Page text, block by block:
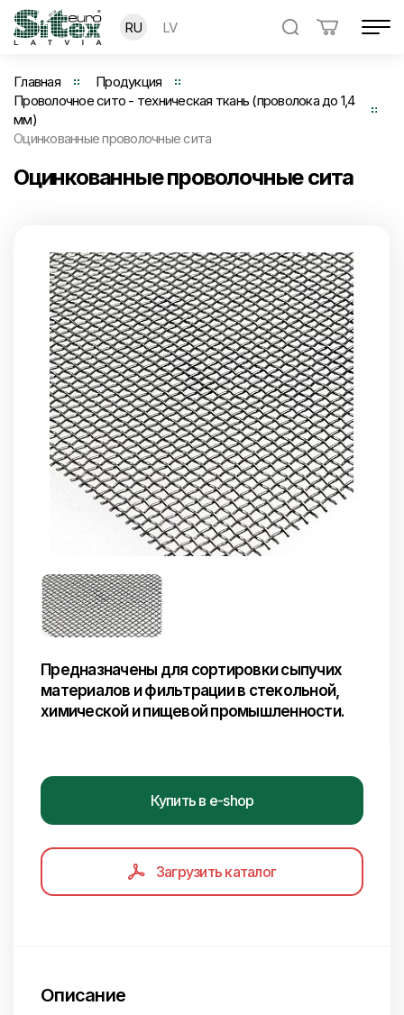
RU LV
Главная
Продукция
Проволочное сито - техническая ткань (проволока до 1,4
мм)
Оцинкованные проволочные сита
Оцинкованные проволочные сита
Предназначены для сортировки сыпучих
материалов и фильтрации в стекольной,
химической и пищевой промышленности.
Купить в e-shop
Загрузить каталог
Описание